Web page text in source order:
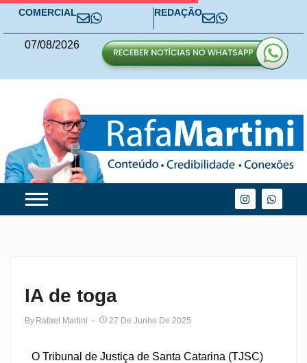
COMERCIAL REDAÇÃO
07/08/2026
IA de toga
By Rafael Martini 27 De Junho De 2025
O Tribunal de Justiça de Santa Catarina (TJSC)